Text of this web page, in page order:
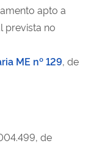
apto a
prevista no
ME nº 129, de
de